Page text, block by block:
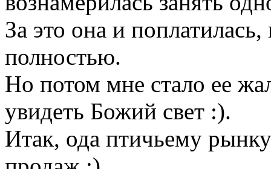
За это она и
полностью.
Но потом мне стало ее
увидеть Божий свет :).
Итак, ода птичьему